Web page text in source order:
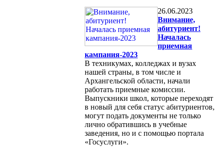
26.06.2023
Внимание,
абитуриент!
Началась
приемная
кампания-2023
В техникумах, колледжах и вузах
нашей страны, в том числе и
Архангельской области, начали
работать приемные комиссии.
Выпускники школ, которые переходят
в новый для себя статус абитуриентов,
могут подать документы не только
лично обратившись в учебные
заведения, но и с помощью портала
«Госуслуги».